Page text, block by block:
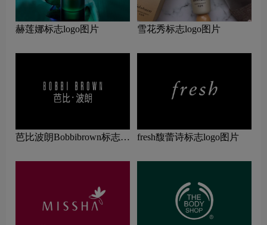
赫莲娜标志logo图片 雪花秀标志logo图片
芭比波朗Bobbibrown标志
fresh馥蕾诗标志logo图片